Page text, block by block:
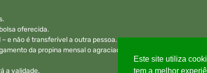
oferecida.
e não é transferível a outra pessoa.
da propina mensal o agraciado perderá imediatamente o
a validade.
Este site utiliza
tem a melhor